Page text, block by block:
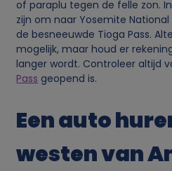
of paraplu tegen de felle zon.
zijn om naar Yosemite
de besneeuwde Tioga Pass.
mogelijk, maar houd er
langer wordt. Controleer altijd
Pass geopend is.
Een auto
westen van
g
e
v
e
n